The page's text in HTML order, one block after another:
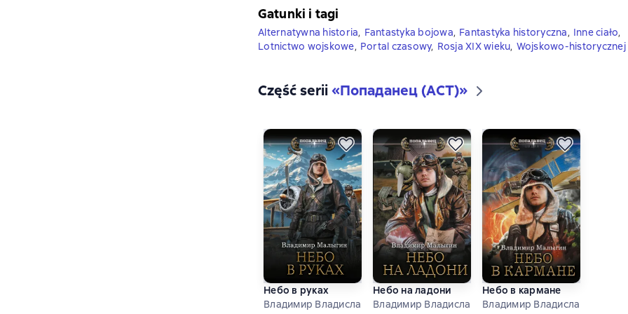
Gatunki i tagi
Alternatywna historia, Fantastyka bojowa, Fantastyka historyczna, Inne ciało,
Lotnictwo wojskowe, Portal czasowy, Rosja XIX wieku, Wojskowo-historycznej
Część serii«Попаданец (АСТ)»
Небо в руках
Владимир Владиславович Малыгин
Небо на ладони
Владимир Владиславович Малыгин
Небо в кармане
Владимир Владиславович